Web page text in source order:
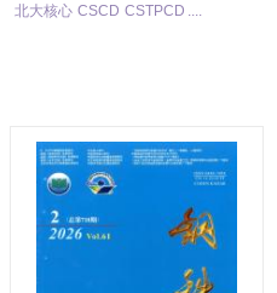
北大核心 CSCD CSTPCD